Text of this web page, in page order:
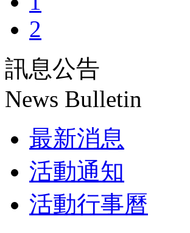
2
訊息公告
News Bulletin
最新消息
活動通知
活動行事曆